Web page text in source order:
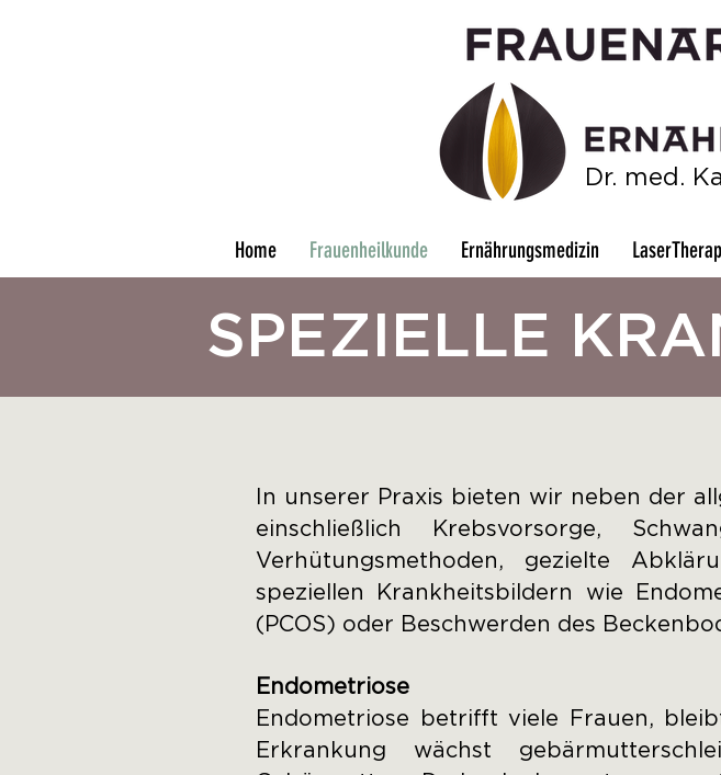
Dr. med.
Home Frauenheilkunde Ernährungsmedizin
SPEZIELLE
In unserer Praxis bieten wir neben der
einschließlich Krebsvorsorge,
Verhütungsmethoden, gezielte
speziellen Krankheitsbildern wie
(PCOS) oder Beschwerden des
Endometriose
Endometriose betrifft viele Frauen,
Erkrankung wächst